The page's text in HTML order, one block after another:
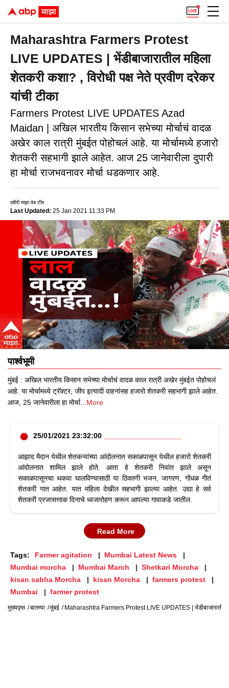
Maharashtra Farmers Protest
LIVE UPDATES | भेंडीबाजारातील महिला
शेतकरी कशा? , विरोधी पक्ष नेते प्रवीण दरेकर
यांची टीका
Farmers Protest LIVE UPDATES Azad
Maidan | अखिल भारतीय किसान सभेच्या मोर्चाचं वादळ
अखेर काल रात्री मुंबईत पोहोचलं आहे. या मोर्चामध्ये हजारो
शेतकरी सहभागी झाले आहेत. आज 25 जानेवारीला दुपारी
हा मोर्चा राजभवनावर मोर्चा धडकणार आहे.
एबीपी माझा वेब टीम
Last Updated: 25 Jan 2021 11:33 PM
पार्श्वभूमी
मुंबई : अखिल भारतीय किसान सभेच्या मोर्चाचं वादळ काल रात्री अखेर मुंबईत पोहोचलं
आहे. या मोर्चामध्ये ट्रॅक्टर, जीप इत्यादी वाहनांसह हजारो शेतकरी सहभागी झाले आहेत.
आज, 25 जानेवारीला हा मोर्चा... More
25/01/2021 23:32:00
आझाद मैदान येथील शेतकऱ्यांच्या आंदोलनात सकाळपासून येथील हजारो शेतकरी
आंदोलनात शामिल झाले होते. आता हे शेतकरी निवांत झाले असून
सकाळपासूनचा थकवा घालविण्यासाठी या ठिकाणी भजन, जागरण, गोंधळ गीतं
शेतकरी गात आहेत. यात महिला देखील सहभागी झाल्या आहेत. उद्या हे सर्व
शेतकरी प्रजासत्ताक दिनाचे ध्वजारोहण करून आपल्या गावाकडे जातील.
Read More
Tags: Farmer agitation
Mumbai Latest News
Mumbai morcha
Mumbai March
Shetkari Morcha
kisan sabha Morcha
kisan Morcha
farmers protest
Mumbai
farmer protest
मुख्यपृष्ठ बातम्या मुंबई Maharashtra Farmers Protest LIVE UPDATES | भेंडीबाजारातील